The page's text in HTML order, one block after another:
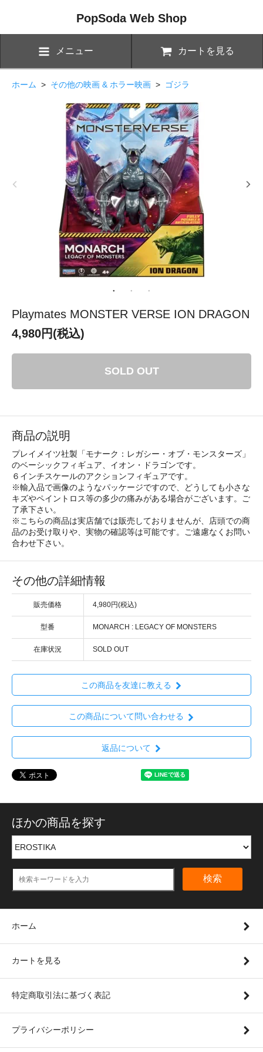
PopSoda Web Shop
メニュー カートを見る
ホーム > その他の映画 & ホラー映画 > ゴジラ
Playmates MONSTER VERSE ION DRAGON
4,980円(税込)
SOLD OUT
商品の説明
プレイメイツ社製「モナーク：レガシー・オブ・モンスターズ」
のベーシックフィギュア、イオン・ドラゴンです。
６インチスケールのアクションフィギュアです。
※輸入品で画像のようなパッケージですので、どうしても小さな
キズやペイントロス等の多少の痛みがある場合がございます。ご
了承下さい。
※こちらの商品は実店舗では販売しておりませんが、店頭での商
品のお受け取りや、実物の確認等は可能です。ご遠慮なくお問い
合わせ下さい。
その他の詳細情報
販売価格 4,980円(税込)
型番 MONARCH : LEGACY OF MONSTERS
在庫状況 SOLD OUT
この商品を友達に教える
この商品について問い合わせる
返品について
ほかの商品を探す
検索
ホーム
カートを見る
特定商取引法に基づく表記
プライバシーポリシー